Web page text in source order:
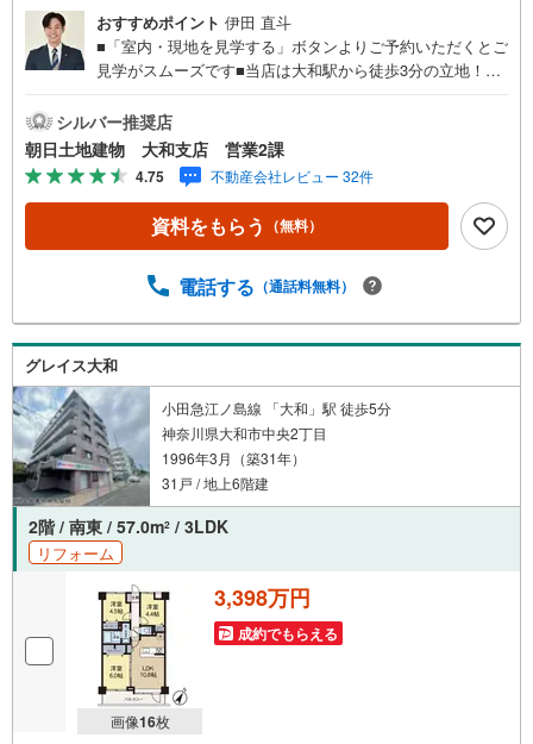
おすすめポイント 伊田 直斗
■「室内・現地を見学する」ボタンよりご予約いただくとご
見学がスムーズです■当店は大和駅から徒歩3分の立地！青
ったキッズコーナーやおむつ替えができる授乳室も完備お
子様連れでも安心です。提携駐車場もございます■ご来場の
際は、事前にご予約をお願いします■「室内・現地を見学す
る」ボタンよりご予約頂くとスムーズ！■現地ご案内■お客
様の貴重なお時間の中でご希望の情報をご案内します。お
およその所要時間や内容は下記をご参考ください〇ご希望
現地/物件見学（30分～）〇周辺環境のご紹介（30分～）■
設計致します。私達は様々なご要望にお応え致します！
【コロナウイルス予防対策実施中】〇ご入店時の検温とア
ルコール除菌を設置しております〇接客ブースでは、お席
の間隔を通常より広くお取りします〇全営業車に乗降車時
の消毒、除菌シート等を常備しております〇物件見学用に
使い捨てスリッパ・使い捨て手袋をご用意します。
シルバー推奨店
朝日土地建物 大和支店 営業2課
4.75 不動産会社レビュー 32件
資料をもらう （無料）
電話する （通話料無料）
グレイス大和
小田急江ノ島線 「大和」駅 徒歩5分
神奈川県大和市中央2丁目
1996年3月（築31年）
31戸 / 地上6階建
2階 / 南東 / 57.0m2 / 3LDK
リフォーム
画像16枚
3,398万円
成約でもらえる